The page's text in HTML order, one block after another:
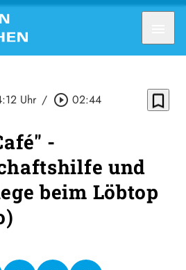
Uhr / play_circle_outline 02:44 bookmark_border
-
und
beim Löbtop